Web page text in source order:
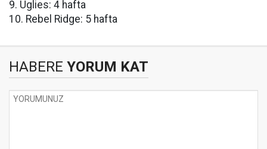
9. Uglies: 4 hafta
10. Rebel Ridge: 5 hafta
HABERE YORUM KAT